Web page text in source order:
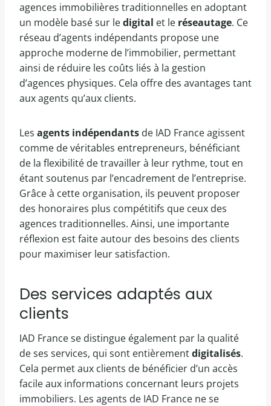
agences immobilières traditionnelles en adoptant
un modèle basé sur ledigital et le réseautage. Ce
réseau d’agents indépendants propose une
approche moderne de l’immobilier, permettant
ainsi de réduire les coûts liés à la gestion
d’agences physiques. Cela offre des avantages tant
aux agents qu’aux clients.
Les agents indépendants de IAD France agissent
comme de véritables entrepreneurs, bénéficiant
de la flexibilité de travailler à leur rythme, tout en
étant soutenus par l’encadrement de l’entreprise.
Grâce à cette organisation, ils peuvent proposer
des honoraires plus compétitifs que ceux des
agences traditionnelles. Ainsi, une importante
réflexion est faite autour des besoins des clients
pour maximiser leur satisfaction.
Des services adaptés aux
clients
IAD France se distingue également par la qualité
de ses services, qui sont entièrementdigitalisés.
Cela permet aux clients de bénéficier d’un accès
facile aux informations concernant leurs projets
immobiliers. Les agents de IAD France ne se